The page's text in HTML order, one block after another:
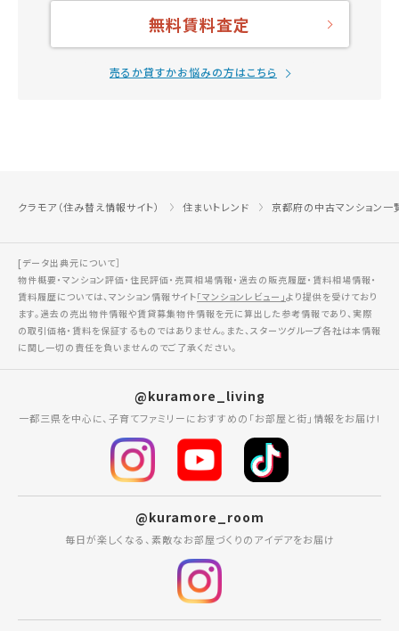
無料賃料査定
売るか貸すかお悩みの方はこちら
クラモア（住み替え情報サイト） 住まいトレンド 京都府の中古マンション一
[データ出典元について］
物件概要・マンション評価・住民評価・売買相場情報・過去の販売履歴・賃料相場情報・
賃料履歴については、マンション情報サイト「マンションレビュー」より提供を受けており
ます。過去の売出物件情報や賃貸募集物件情報を元に算出した参考情報であり、実際
の取引価格・賃料を保証するものではありません。また、スターツグループ各社は本情報
に関し一切の責任を負いませんのでご了承ください。
@kuramore_living
一都三県を中心に、子育てファミリーにおすすめの「お部屋と街」情報をお届け!
@kuramore_room
毎日が楽しくなる、素敵なお部屋づくりのアイデアをお届け